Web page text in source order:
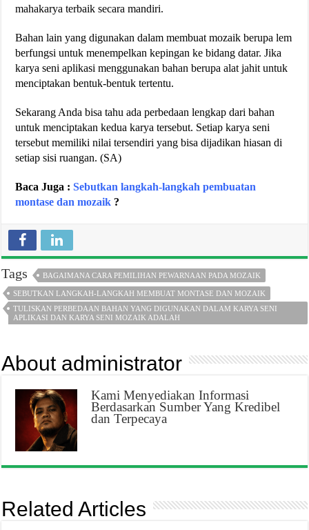
mahakarya terbaik secara mandiri.
Bahan lain yang digunakan dalam membuat mozaik berupa lem
berfungsi untuk menempelkan kepingan ke bidang datar. Jika
karya seni aplikasi menggunakan bahan berupa alat jahit untuk
menciptakan bentuk-bentuk tertentu.
Sekarang Anda bisa tahu ada perbedaan lengkap dari bahan
untuk menciptakan kedua karya tersebut. Setiap karya seni
tersebut memiliki nilai tersendiri yang bisa dijadikan hiasan di
setiap sisi ruangan. (SA)
Baca Juga :Sebutkan langkah-langkah pembuatan
montase dan mozaik ?
Tags BAGAIMANA CARA PEMILIHAN PEWARNAAN PADA MOZAIK
SEBUTKAN LANGKAH-LANGKAH MEMBUAT MONTASE DAN MOZAIK
TULISKAN PERBEDAAN BAHAN YANG DIGUNAKAN DALAM KARYA SENI
APLIKASI DAN KARYA SENI MOZAIK ADALAH
About administrator
Kami Menyediakan Informasi
Berdasarkan Sumber Yang Kredibel
dan Terpecaya
Related Articles